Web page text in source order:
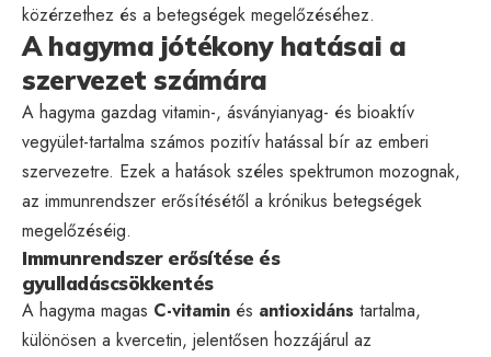
közérzethez és a betegségek megelőzéséhez.
A hagyma jótékony hatásai a
szervezet számára
A hagyma gazdag vitamin-, ásványianyag- és bioaktív
vegyület-tartalma számos pozitív hatással bír az emberi
szervezetre. Ezek a hatások széles spektrumon mozognak,
az immunrendszer erősítésétől a krónikus betegségek
megelőzéséig.
Immunrendszer erősítése és
gyulladáscsökkentés
A hagyma magas C-vitamin és antioxidáns tartalma,
különösen a kvercetin, jelentősen hozzájárul az